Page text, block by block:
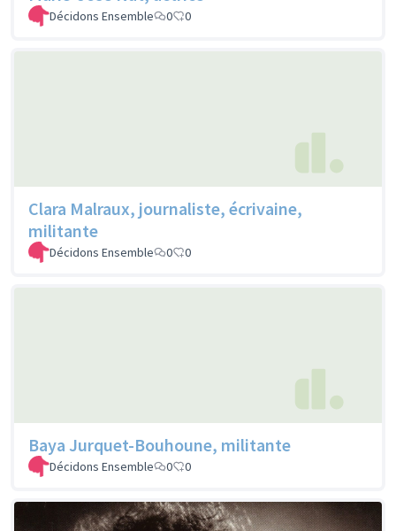
Décidons Ensemble 0 0
Clara Malraux, journaliste, écrivaine,
militante
Décidons Ensemble 0 0
Baya Jurquet-Bouhoune, militante
Décidons Ensemble 0 0